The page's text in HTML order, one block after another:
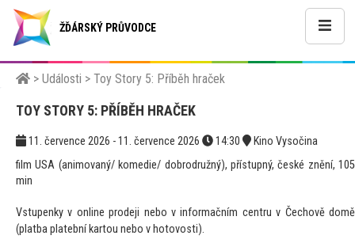
ŽĎÁRSKÝ PRŮVODCE
> Události > Toy Story 5: Příběh hraček
TOY STORY 5: PŘÍBĚH HRAČEK
11. července 2026 - 11. července 2026 14:30
Kino Vysočina
film USA (animovaný/ komedie/ dobrodružný), přístupný, české znění, 105
min
Vstupenky v online prodeji nebo v informačním centru v Čechově domě
(platba platební kartou nebo v hotovosti).